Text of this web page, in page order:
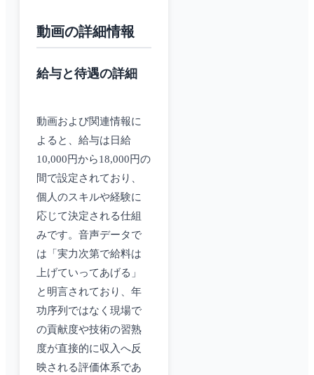
動画の詳細情報
給与と待遇の詳細
動画および関連情報に
よると、給与は日給
10,000円から18,000円の
間で設定されており、
個人のスキルや経験に
応じて決定される仕組
みです。音声データで
は「実力次第で給料は
上げていってあげる」
と明言されており、年
功序列ではなく現場で
の貢献度や技術の習熟
度が直接的に収入へ反
映される評価体系であ